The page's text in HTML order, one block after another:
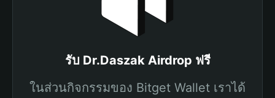
รับ Dr.Daszak Airdrop ฟรี
ในส่วนกิจกรรมของ Bitget Wallet เราได้